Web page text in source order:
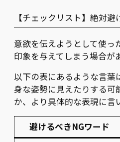
【チェックリスト】絶対
意欲を伝えようとして使っ
印象を与えてしまう場合が
以下の表にあるような言葉
身な姿勢に見えたりする
か、より具体的な表現に言
避けるべきNGワード